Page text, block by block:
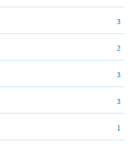
3
2
3
3
1